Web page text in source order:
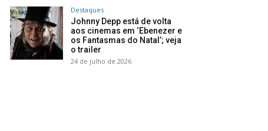
Destaques
Johnny Depp está de volta
aos cinemas em ‘Ebenezer e
os Fantasmas do Natal’; veja
o trailer
24 de julho de 2026